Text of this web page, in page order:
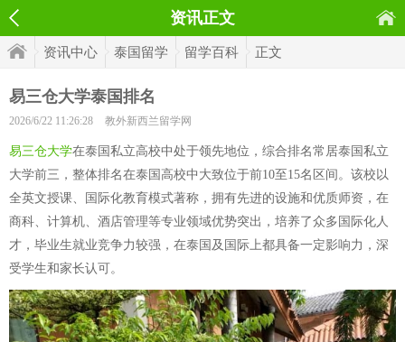
资讯正文
资讯中心 泰国留学 留学百科 正文
易三仓大学泰国排名
2026/6/22 11:26:28 教外新西兰留学网
易三仓大学在泰国私立高校中处于领先地位，综合排名常居泰国私立
大学前三，整体排名在泰国高校中大致位于前10至15名区间。该校以
全英文授课、国际化教育模式著称，拥有先进的设施和优质师资，在
商科、计算机、酒店管理等专业领域优势突出，培养了众多国际化人
才，毕业生就业竞争力较强，在泰国及国际上都具备一定影响力，深
受学生和家长认可。